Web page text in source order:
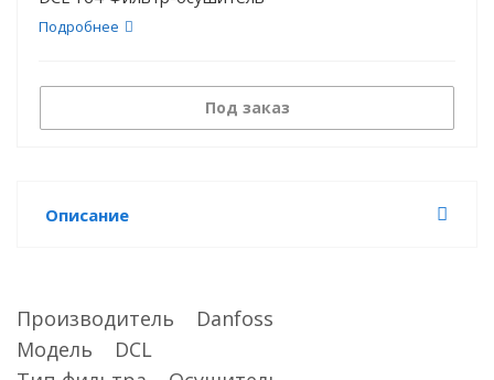
Подробнее
Под заказ
Описание
Производитель Danfoss
Модель DCL